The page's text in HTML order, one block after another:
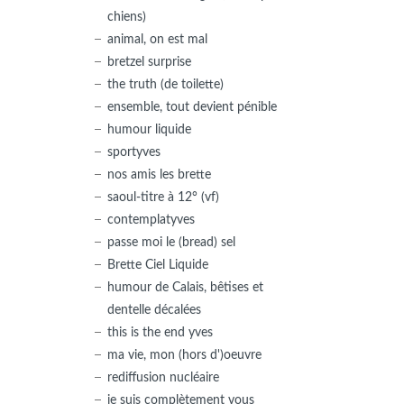
chiens)
animal, on est mal
bretzel surprise
the truth (de toilette)
ensemble, tout devient pénible
humour liquide
sportyves
nos amis les brette
saoul-titre à 12° (vf)
contemplatyves
passe moi le (bread) sel
Brette Ciel Liquide
humour de Calais, bêtises et
dentelle décalées
this is the end yves
ma vie, mon (hors d')oeuvre
rediffusion nucléaire
je suis complètement vous